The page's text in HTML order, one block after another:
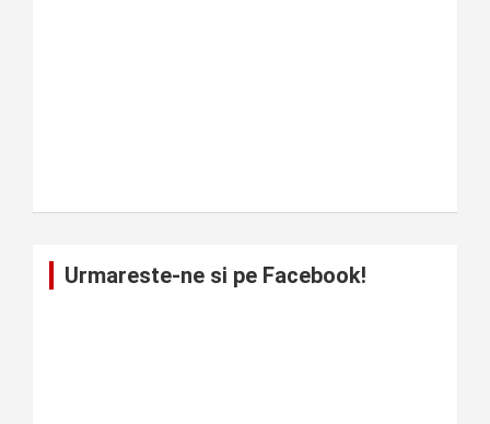
Urmareste-ne si pe Facebook!